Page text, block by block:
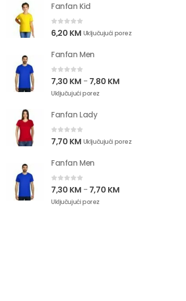
Fanfan Kid
0out of 5
6,20 KM Uključujući porez
Fanfan Men
0out of 5
7,30 KM – 7,80 KM
Uključujući porez
Fanfan Lady
0out of 5
7,70 KM Uključujući porez
Fanfan Men
0out of 5
7,30 KM – 7,70 KM
Uključujući porez